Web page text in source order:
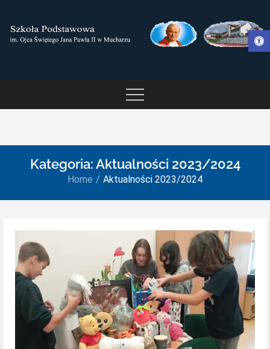
Otwórz pasek narzędzi
content
OJCA ŚWIĘTEGO JANA
Kategoria:Aktualności 2023/2024
Home Aktualności 2023/2024